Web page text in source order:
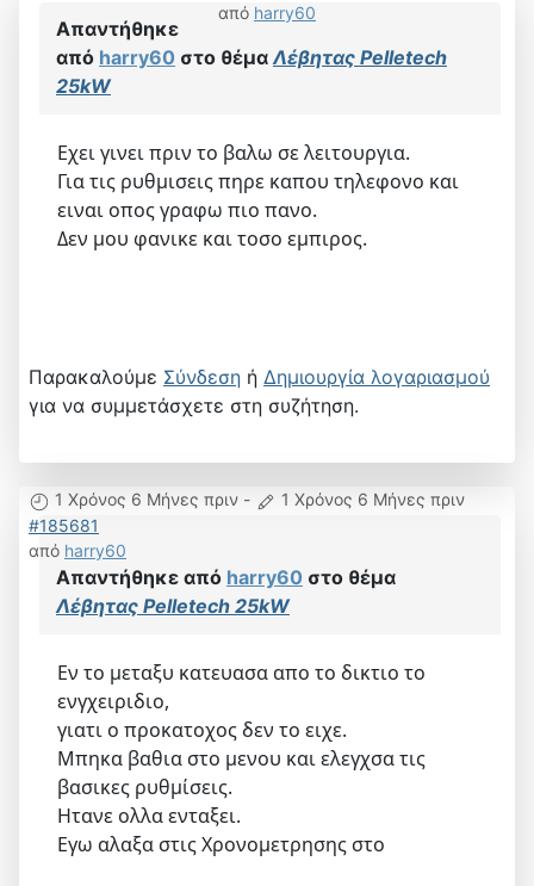
από harry60
Απαντήθηκε
από harry60 στο θέμαΛέβητας Pelletech
25kW
Εχει γινει πριν το βαλω σε λειτουργια.
Για τις ρυθμισεις πηρε καπου τηλεφονο και
ειναι οπος γραφω πιο πανο.
Δεν μου φανικε και τοσο εμπιρος.
Παρακαλούμε Σύνδεση ή Δημιουργία λογαριασμού
για να συμμετάσχετε στη συζήτηση.
1 Χρόνος 6 Μήνες πριν -
1 Χρόνος 6 Μήνες πριν
#185681
από harry60
Απαντήθηκε από harry60 στο θέμα
Λέβητας Pelletech 25kW
Εν το μεταξυ κατευασα απο το δικτιο το
ενγχειριδιο,
γιατι ο προκατοχος δεν το ειχε.
Μπηκα βαθια στο μενου και ελεγχσα τις
βασικες ρυθμίσεις.
Ητανε ολλα ενταξει.
Εγω αλαξα στις Χρονομετρησης στο